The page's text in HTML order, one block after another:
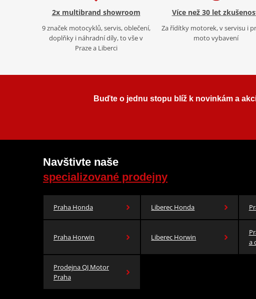
2x multibrand showroom
9 značek motocyklů, servis, oblečení,
doplňky i náhradní díly, to vše v
Praze a Liberci
Více než 30 let
Za řídítky motorek, v servisu i
moto vybavení
Buďte o jednu stopu blíž k novinkám a
Navštivte naše
specializované prodejny
Praha Honda Liberec Honda
Praha Horwin Liberec Horwin
a
Prodejna QJ Motor
Praha